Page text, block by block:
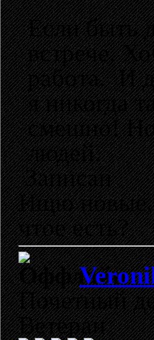
Если быть
встрече.
работа. И
я никогда
смешно! Но
людей.
Записан
Ищю новые,
чтое есть?
Почетный
Ветеран